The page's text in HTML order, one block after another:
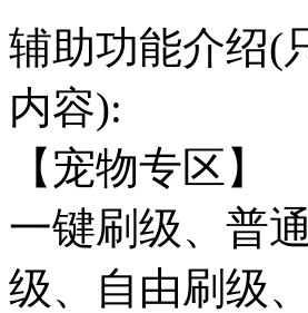
辅助功能介绍(
内容):
【宠物专区】
一键刷级、普
级、自由刷级